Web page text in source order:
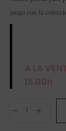
juego con la
A LA
15.00h